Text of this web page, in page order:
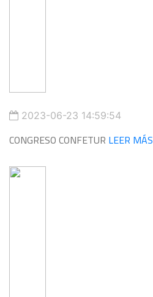
2023-06-23 14:59:54
CONGRESO CONFETUR LEER MÁS